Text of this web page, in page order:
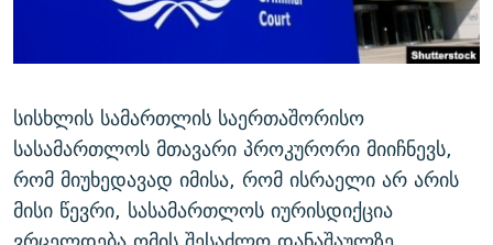
ᲐᲒᲕᲘᲡᲢᲝᲡ ᲝᲛᲘ
ПРИВЕТ ᲙᲣᲚᲢᲣᲠᲐ
სისხლის სამართლის საერთაშორისო
სასამართლოს მთავარი პროკურორი მიიჩნევს,
რომ მიუხედავად იმისა, რომ ისრაელი არ არის
მისი წევრი, სასამართლოს იურისდიქცია